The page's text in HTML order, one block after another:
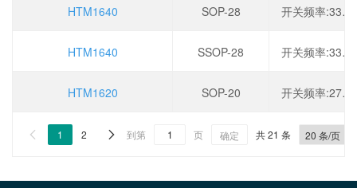
HTM1640 SOP-28 开关频率:330kHz,工作电压:2.8V~5.5V,输出电流:200mA,调光:PWM
HTM1640 SSOP-28 开关频率:330kHz,工作电压:2.8V~5.5V,输出电流:200mA,调光:PWM
HTM1620 SOP-20 开关频率:275kHz,工作电压:2.8V~5.5V,输出电流:150mA,调光:PWM
 1 2  到第 页 确定 共 21 条